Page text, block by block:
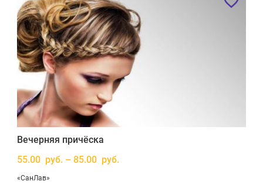
Вечерняя причёска
55.00 руб. – 85.00 руб.
«СанЛав»